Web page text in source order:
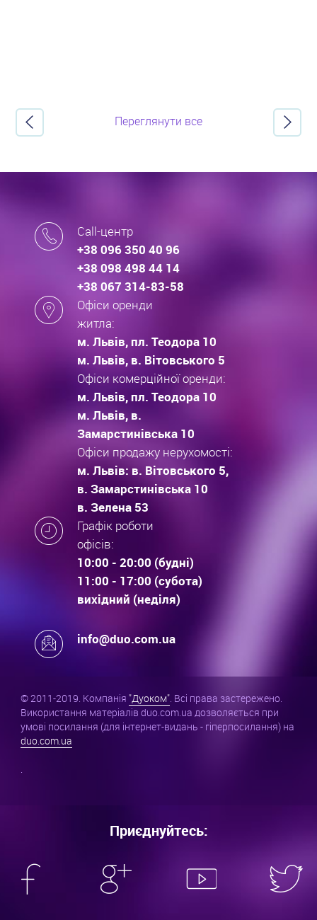
Переглянути все
Call-центр
+38 096 350 40 96
+38 098 498 44 14
+38 067 314-83-58
Офіси оренди
житла:
м. Львів, пл. Теодора 10
м. Львів, в. Вітовського 5
Офіси комерційної оренди:
м. Львів, пл. Теодора 10
м. Львів, в.
Замарстинівська 10
Офіси продажу нерухомості:
м. Львів: в. Вітовського 5,
в. Замарстинівська 10
в. Зелена 53
Графік роботи
офісів:
10:00 - 20:00 (будні)
11:00 - 17:00 (субота)
вихідний (неділя)
info@duo.com.ua
© 2011-2019. Компанія "Дуоком". Всі права застережено.
Використання матеріалів duo.com.ua дозволяється при
умові посилання (для інтернет-видань - гіперпосилання) на
duo.com.ua
.
Приєднуйтесь: